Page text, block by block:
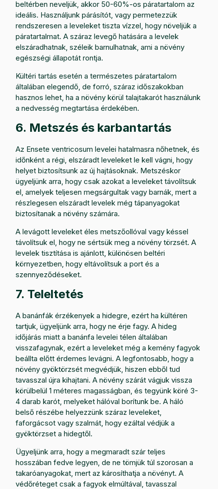
beltérben neveljük, akkor 50-60%-os páratartalom az
ideális. Használjunk párásítót, vagy permetezzük
rendszeresen a leveleket tiszta vízzel, hogy növeljük a
páratartalmat. A száraz levegő hatására a levelek
elszáradhatnak, széleik barnulhatnak, ami a növény
egészségi állapotát rontja.
Kültéri tartás esetén a természetes páratartalom
általában elegendő, de forró, száraz időszakokban
hasznos lehet, ha a növény körül talajtakarót használunk
a nedvesség megtartása érdekében.
6. Metszés és karbantartás
Az Ensete ventricosum levelei hatalmasra nőhetnek, és
időnként a régi, elszáradt leveleket le kell vágni, hogy
helyet biztosítsunk az új hajtásoknak. Metszéskor
ügyeljünk arra, hogy csak azokat a leveleket távolítsuk
el, amelyek teljesen megsárgultak vagy barnák, mert a
részlegesen elszáradt levelek még tápanyagokat
biztosítanak a növény számára.
A levágott leveleket éles metszőollóval vagy késsel
távolítsuk el, hogy ne sértsük meg a növény törzsét. A
levelek tisztítása is ajánlott, különösen beltéri
környezetben, hogy eltávolítsuk a port és a
szennyeződéseket.
7. Teleltetés
A banánfák érzékenyek a hidegre, ezért ha kültéren
tartjuk, ügyeljünk arra, hogy ne érje fagy. A hideg
időjárás miatt a banánfa levelei télen általában
visszafagynak, ezért a leveleket még a kemény fagyok
beállta előtt érdemes levágni. A legfontosabb, hogy a
növény gyöktörzsét megvédjük, hiszen ebből tud
tavasszal újra kihajtani. A növény szárát vágjuk vissza
körülbelül 1 méteres magasságban, és tegyünk köré 3-
4 darab karót, melyeket hálóval borítunk be. A háló
belső részébe helyezzünk száraz leveleket,
faforgácsot vagy szalmát, hogy ezáltal védjük a
gyöktörzset a hidegtől.
Ügyeljünk arra, hogy a megmaradt szár teljes
hosszában fedve legyen, de ne tömjük túl szorosan a
takaróanyagokat, mert az károsíthatja a növényt. A
védőréteget csak a fagyok elmúltával, tavasszal